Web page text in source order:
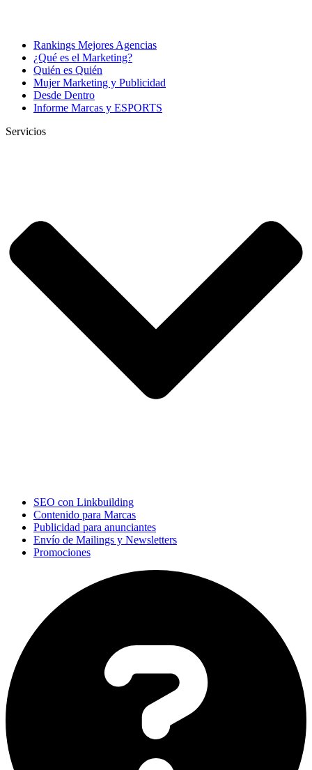
Rankings Mejores Agencias
¿Qué es el Marketing?
Quién es Quién
Mujer Marketing y Publicidad
Desde Dentro
Informe Marcas y ESPORTS
Servicios
SEO con Linkbuilding
Contenido para Marcas
Publicidad para anunciantes
Envío de Mailings y Newsletters
Promociones